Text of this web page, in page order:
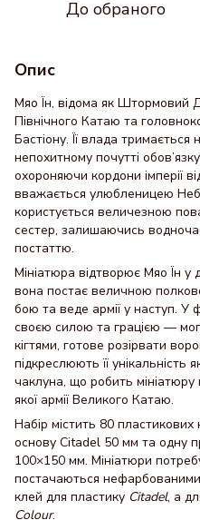
До обраного
Опис
Мяо Їн, відома як Штормовий
Північного Катаю та
Бастіону. Її влада тримається
непохитному почутті
охороняючи кордони імперії
вважається улюбленицею
користується величезною
сестер, залишаючись
постаттю.
Мініатюра відтворює Мяо Їн
вона постає величною
бою та веде армії у наступ.
своєю силою та грацією —
кігтями, готове розірвати
підкреслюють її унікальність
чаклуна, що робить
якої армії Великого Катаю.
Набір містить 80
основу Citadel 50 мм та одну
100×150 мм. Мініатюри
постачаються
клей для пластику Citadel, а
Colour.